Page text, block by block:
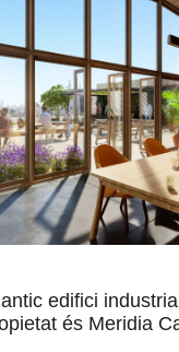
edifici
és Meridia